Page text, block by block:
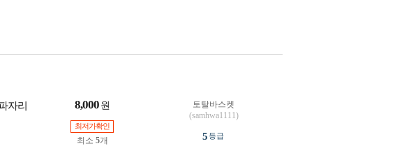
자리 8,000 원
최저가확인
최소 5개
토탈바스켓
(samhwa1111)
5등급